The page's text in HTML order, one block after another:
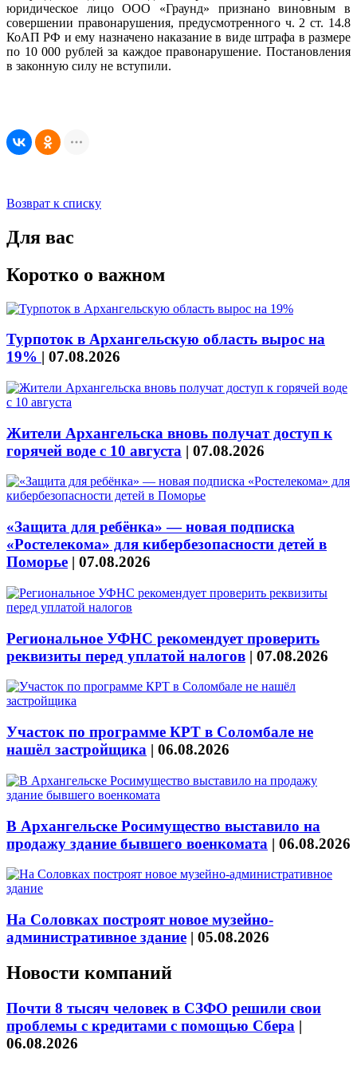
юридическое лицо ООО «Граунд» признано виновным в
совершении правонарушения, предусмотренного ч. 2 ст. 14.8
КоАП РФ и ему назначено наказание в виде штрафа в размере
по 10 000 рублей за каждое правонарушение. Постановления
в законную силу не вступили.
Возврат к списку
Для вас
Коротко о важном
Турпоток в Архангельскую область вырос на
19% | 07.08.2026
Жители Архангельска вновь получат доступ к
горячей воде с 10 августа | 07.08.2026
«Защита для ребёнка» — новая подписка
«Ростелекома» для кибербезопасности детей в
Поморье | 07.08.2026
Региональное УФНС рекомендует проверить
реквизиты перед уплатой налогов | 07.08.2026
Участок по программе КРТ в Соломбале не
нашёл застройщика | 06.08.2026
В Архангельске Росимущество выставило на
продажу здание бывшего военкомата | 06.08.2026
На Соловках построят новое музейно-
административное здание | 05.08.2026
Новости компаний
Почти 8 тысяч человек в СЗФО решили свои
проблемы с кредитами с помощью Сбера |
06.08.2026